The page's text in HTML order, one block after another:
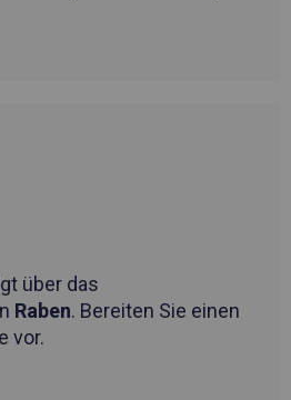
über das
Raben. Bereiten Sie einen
vor.